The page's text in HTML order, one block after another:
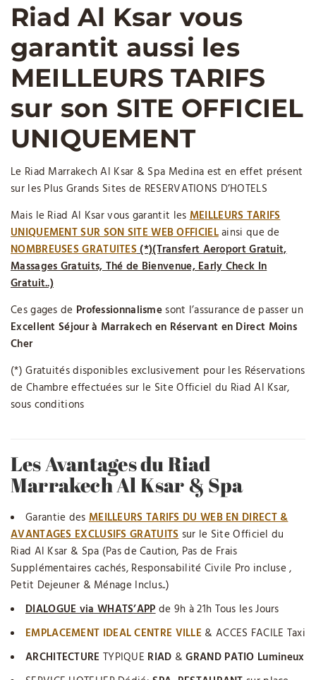
Riad Al Ksar vous
garantit aussi les
MEILLEURS TARIFS
sur son SITE OFFICIEL
UNIQUEMENT
Le Riad Marrakech Al Ksar & Spa Medina est en effet présent
sur les Plus Grands Sites de RESERVATIONS D’HOTELS
Mais le Riad Al Ksar vous garantit lesMEILLEURS TARIFS
UNIQUEMENT SUR SON SITE WEB OFFICIELainsi que de
NOMBREUSES GRATUITES(*)(Transfert Aeroport Gratuit,
Massages Gratuits, Thé de Bienvenue, Early Check In
Gratuit..)
Ces gages de Professionnalisme sont l’assurance de passer un
Excellent Séjour à Marrakech en Réservant en Direct Moins
Cher
(*) Gratuités disponibles exclusivement pour les Réservations
de Chambre effectuées sur le Site Officiel du Riad Al Ksar,
sous conditions
Les Avantages du Riad
Marrakech Al Ksar & Spa
Garantie des MEILLEURS TARIFS DU WEB EN DIRECT &
AVANTAGES EXCLUSIFS GRATUITSsur le Site Officiel du
Riad Al Ksar & Spa (Pas de Caution, Pas de Frais
Supplémentaires cachés, Responsabilité Civile Pro incluse ,
Petit Dejeuner & Ménage Inclus..)
DIALOGUE via WHATS’APPde 9h à 21h Tous les Jours
EMPLACEMENT IDEAL CENTRE VILLE & ACCES FACILE Taxi
ARCHITECTURE TYPIQUE RIAD &GRAND PATIO Lumineux